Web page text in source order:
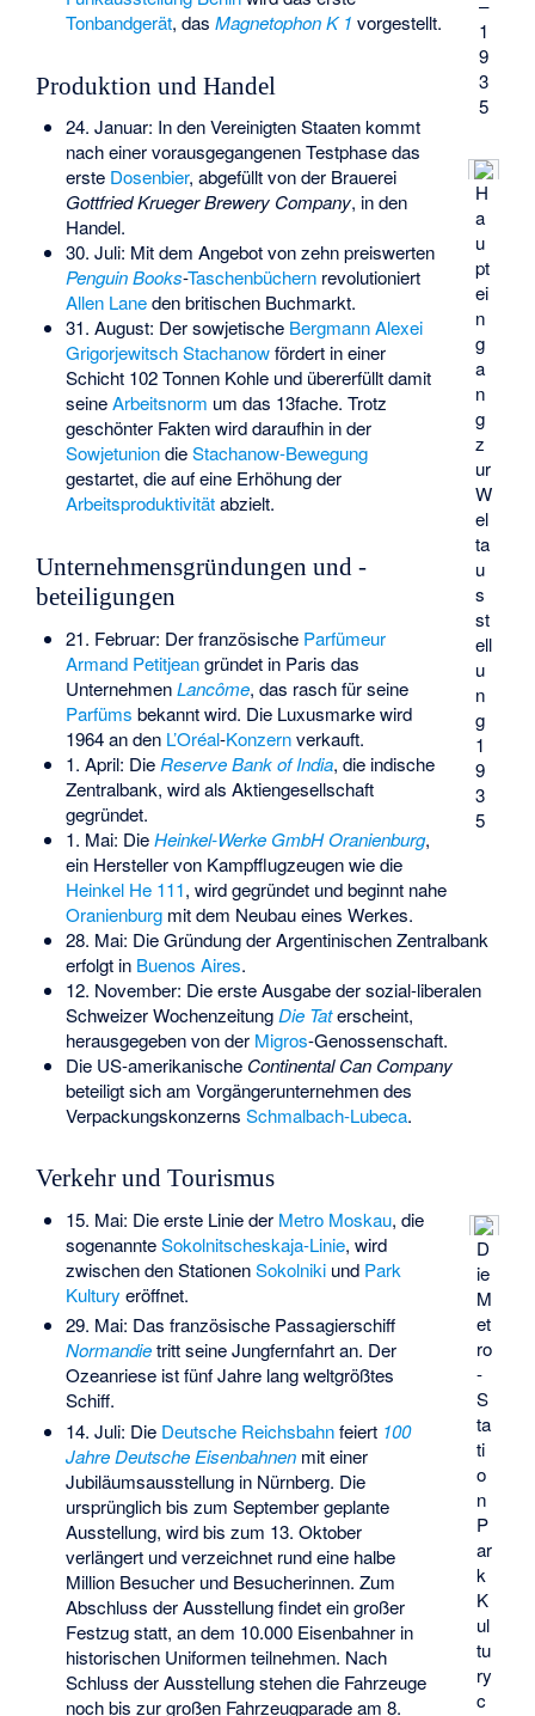
–
1
9
3
5
H
a
u
pt
ei
n
g
a
n
g
z
ur
W
el
ta
u
s
st
ell
u
n
g
1
9
3
5
Tonbandgerät, das Magnetophon K 1 vorgestellt.
Produktion und Handel
24. Januar: In den Vereinigten Staaten kommt
nach einer vorausgegangenen Testphase das
erste Dosenbier, abgefüllt von der Brauerei
Gottfried Krueger Brewery Company, in den
Handel.
30. Juli: Mit dem Angebot von zehn preiswerten
Penguin Books-Taschenbüchernrevolutioniert
Allen Laneden britischen Buchmarkt.
31. August: Der sowjetische Bergmann Alexei
Grigorjewitsch Stachanowfördert in einer
Schicht 102 Tonnen Kohle und übererfüllt damit
seineArbeitsnorm um das 13fache. Trotz
geschönter Fakten wird daraufhin in der
SowjetuniondieStachanow-Bewegung
gestartet, die auf eine Erhöhung der
Arbeitsproduktivitätabzielt.
Unternehmensgründungen und -
beteiligungen
21. Februar: Der französische Parfümeur
Armand Petitjeangründet in Paris das
UnternehmenLancôme, das rasch für seine
Parfüms bekannt wird. Die Luxusmarke wird
1964 an den L’Oréal-Konzernverkauft.
1. April: Die Reserve Bank of India, die indische
Zentralbank, wird als Aktiengesellschaft
gegründet.
1. Mai: DieHeinkel-Werke GmbH Oranienburg,
ein Hersteller von Kampfflugzeugen wie die
Heinkel He 111, wird gegründet und beginnt nahe
Oranienburgmit dem Neubau eines Werkes.
28. Mai: Die Gründung derArgentinischen Zentralbank
erfolgt in Buenos Aires.
12. November: Die erste Ausgabe der sozial-liberalen
Schweizer WochenzeitungDie Taterscheint,
herausgegeben von der Migros-Genossenschaft.
Die US-amerikanische Continental Can Company
beteiligt sich am Vorgängerunternehmen des
Verpackungskonzerns Schmalbach-Lubeca.
Verkehr und Tourismus
D
ie
M
et
ro
-
S
ta
ti
o
n
P
ar
k
K
ul
tu
ry
c
15. Mai: Die erste Linie der Metro Moskau, die
sogenannteSokolnitscheskaja-Linie, wird
zwischen den StationenSokolnikiund Park
Kultury eröffnet.
29. Mai: Das französische Passagierschiff
Normandietritt seine Jungfernfahrt an. Der
Ozeanriese ist fünf Jahre lang weltgrößtes
Schiff.
14. Juli: Die Deutsche Reichsbahnfeiert 100
Jahre Deutsche Eisenbahnenmit einer
Jubiläumsausstellung in Nürnberg. Die
ursprünglich bis zum September geplante
Ausstellung, wird bis zum 13. Oktober
verlängert und verzeichnet rund eine halbe
Million Besucher und Besucherinnen. Zum
Abschluss der Ausstellung findet ein großer
Festzug statt, an dem 10.000 Eisenbahner in
historischen Uniformen teilnehmen. Nach
Schluss der Ausstellung stehen die Fahrzeuge
noch bis zur großen Fahrzeugparade am 8.